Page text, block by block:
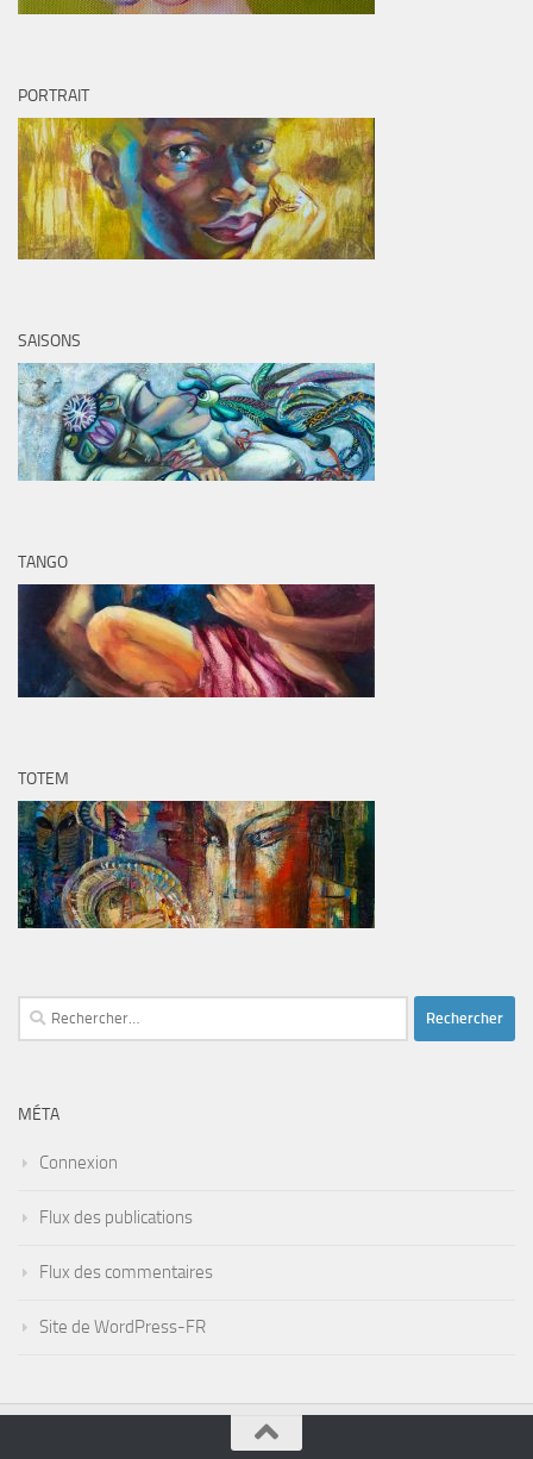
PORTRAIT
SAISONS
TANGO
TOTEM
Rechercher :
MÉTA
Connexion
Flux des publications
Flux des commentaires
Site de WordPress-FR